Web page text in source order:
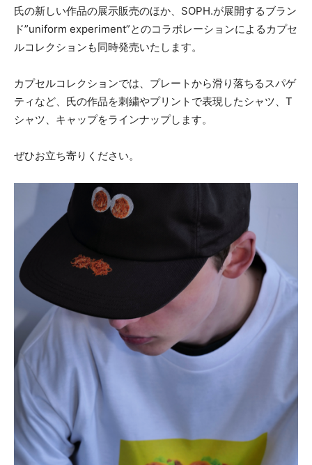
氏の新しい作品の展示販売のほか、SOPH.が展開するブラン
ド”uniform experiment”とのコラボレーションによるカプセ
ルコレクションも同時発売いたします。
カプセルコレクションでは、プレートから滑り落ちるスパゲ
ティなど、氏の作品を刺繍やプリントで表現したシャツ、T
シャツ、キャップをラインナップします。
ぜひお立ち寄りください。